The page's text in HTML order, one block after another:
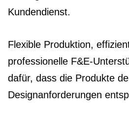
Kundendienst.
Flexible Produktion,
professionelle F&E-
dafür, dass die Produkte
Designanforderungen